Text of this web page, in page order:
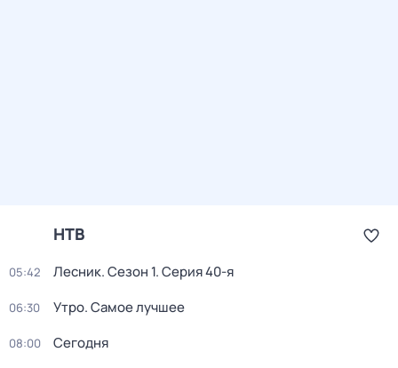
НТВ
05:42 Лесник. Сезон 1. Серия 40-я
06:30 Утро. Самое лучшее
08:00 Сегодня